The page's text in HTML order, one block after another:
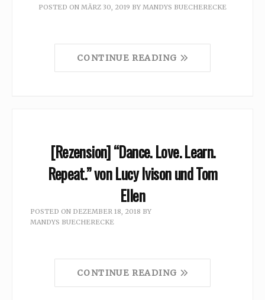
POSTED ON MÄRZ 30, 2019 BY MANDYS BUECHERECKE
CONTINUE READING
[Rezension] “Dance. Love. Learn.
Repeat.” von Lucy Ivison und Tom
Ellen
POSTED ON DEZEMBER 18, 2018 BY
MANDYS BUECHERECKE
CONTINUE READING